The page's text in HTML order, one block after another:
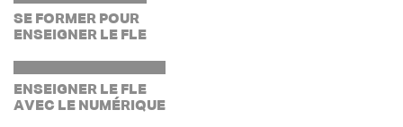
SE FORMER POUR
ENSEIGNER LE FLE
ENSEIGNER LE FLE
AVEC LE NUMÉRIQUE